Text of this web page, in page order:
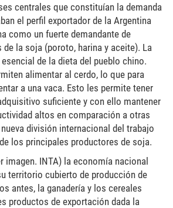
centrales que constituían la demanda
el perfil exportador de la Argentina
como un fuerte demandante de
la soja (poroto, harina y aceite). La
de la dieta del pueblo chino.
alimentar al cerdo, lo que para
a una vaca. Esto les permite tener
suficiente y con ello mantener
altos en comparación a otras
división internacional del trabajo
los principales productores de soja.
imagen. INTA) la economía nacional
territorio cubierto de producción de
antes, la ganadería y los cereales
productos de exportación dada la